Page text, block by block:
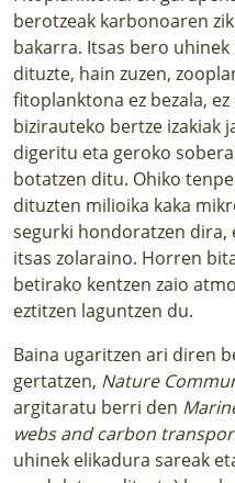
berotzeak karbonoaren
bakarra. Itsas bero
dituzte, hain zuzen,
fitoplanktona ez bezala,
bizirauteko bertze izakiak
digeritu eta geroko
botatzen ditu. Ohiko
dituzten milioika kaka
segurki hondoratzen dira,
itsas zolaraino. Horren
betirako kentzen zaio
eztitzen laguntzen du.
Baina ugaritzen ari diren
gertatzen, Nature
argitaratu berri den
webs and carbon
uhinek elikadura sareak